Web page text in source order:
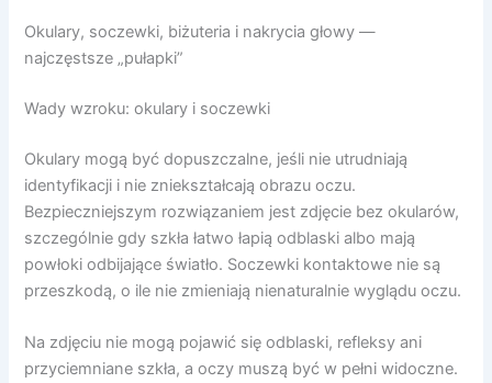
Okulary, soczewki, biżuteria i nakrycia głowy —
najczęstsze „pułapki”
Wady wzroku: okulary i soczewki
Okulary mogą być dopuszczalne, jeśli nie utrudniają
identyfikacji i nie zniekształcają obrazu oczu.
Bezpieczniejszym rozwiązaniem jest zdjęcie bez okularów,
szczególnie gdy szkła łatwo łapią odblaski albo mają
powłoki odbijające światło. Soczewki kontaktowe nie są
przeszkodą, o ile nie zmieniają nienaturalnie wyglądu oczu.
Na zdjęciu nie mogą pojawić się odblaski, refleksy ani
przyciemniane szkła, a oczy muszą być w pełni widoczne.